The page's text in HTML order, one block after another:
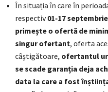
În situația în care în
respectiv01-17
primește o ofertă de
singur ofertant, oferta
câștigătoare, ofertantul
se scade garanția deja
data la care a fost